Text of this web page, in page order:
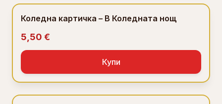
Коледна картичка – В Коледната нощ
5,50 €
Купи